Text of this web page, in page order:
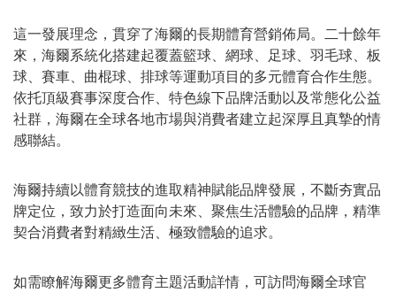
這一發展理念，貫穿了海爾的長期體育營銷佈局。二十餘年
來，海爾系統化搭建起覆蓋籃球、網球、足球、羽毛球、板
球、賽車、曲棍球、排球等運動項目的多元體育合作生態。
依托頂級賽事深度合作、特色線下品牌活動以及常態化公益
社群，海爾在全球各地市場與消費者建立起深厚且真摯的情
感聯結。
海爾持續以體育競技的進取精神賦能品牌發展，不斷夯實品
牌定位，致力於打造面向未來、聚焦生活體驗的品牌，精準
契合消費者對精緻生活、極致體驗的追求。
如需瞭解海爾更多體育主題活動詳情，可訪問海爾全球官